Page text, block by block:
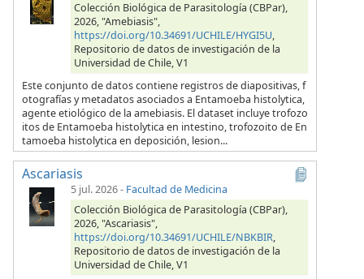
Colección Biológica de Parasitología (CBPar),
2026, "Amebiasis",
https://doi.org/10.34691/UCHILE/HYGI5U,
Repositorio de datos de investigación de la
Universidad de Chile, V1
Este conjunto de datos contiene registros de diapositivas, f
otografías y metadatos asociados a Entamoeba histolytica,
agente etiológico de la amebiasis. El dataset incluye trofozo
itos de Entamoeba histolytica en intestino, trofozoito de En
tamoeba histolytica en deposición, lesion...
Ascariasis
5 jul. 2026- Facultad de Medicina
Colección Biológica de Parasitología (CBPar),
2026, "Ascariasis",
https://doi.org/10.34691/UCHILE/NBKBIR,
Repositorio de datos de investigación de la
Universidad de Chile, V1